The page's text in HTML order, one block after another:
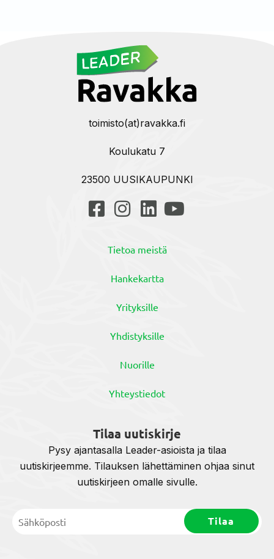
toimisto(at)ravakka.fi
Koulukatu 7
23500 UUSIKAUPUNKI
Tietoa meistä
Hankekartta
Yrityksille
Yhdistyksille
Nuorille
Yhteystiedot
Tilaa uutiskirje
Pysy ajantasalla Leader-asioista ja tilaa
uutiskirjeemme. Tilauksen lähettäminen ohjaa sinut
uutiskirjeen omalle sivulle.